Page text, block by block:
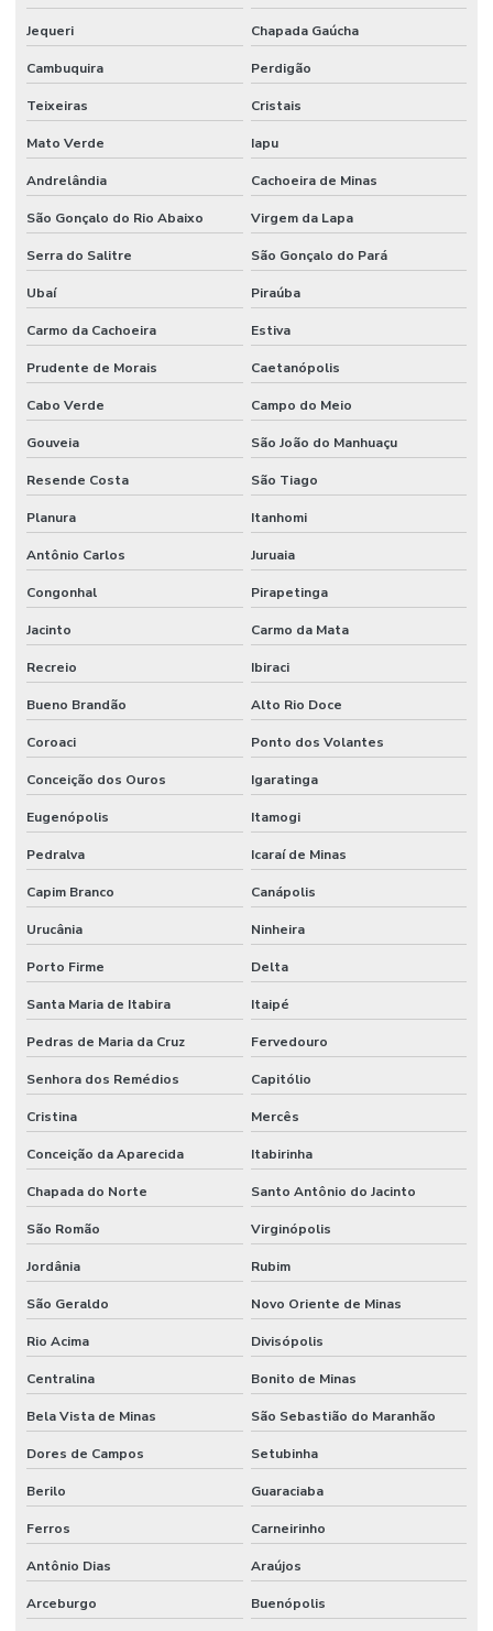
Jequeri Chapada Gaúcha
Cambuquira Perdigão
Teixeiras Cristais
Mato Verde Iapu
Andrelândia Cachoeira de Minas
São Gonçalo do Rio Abaixo Virgem da Lapa
Serra do Salitre São Gonçalo do Pará
Ubaí Piraúba
Carmo da Cachoeira Estiva
Prudente de Morais Caetanópolis
Cabo Verde Campo do Meio
Gouveia São João do Manhuaçu
Resende Costa São Tiago
Planura Itanhomi
Antônio Carlos Juruaia
Congonhal Pirapetinga
Jacinto Carmo da Mata
Recreio Ibiraci
Bueno Brandão Alto Rio Doce
Coroaci Ponto dos Volantes
Conceição dos Ouros Igaratinga
Eugenópolis Itamogi
Pedralva Icaraí de Minas
Capim Branco Canápolis
Urucânia Ninheira
Porto Firme Delta
Santa Maria de Itabira Itaipé
Pedras de Maria da Cruz Fervedouro
Senhora dos Remédios Capitólio
Cristina Mercês
Conceição da Aparecida Itabirinha
Chapada do Norte Santo Antônio do Jacinto
São Romão Virginópolis
Jordânia Rubim
São Geraldo Novo Oriente de Minas
Rio Acima Divisópolis
Centralina Bonito de Minas
Bela Vista de Minas São Sebastião do Maranhão
Dores de Campos Setubinha
Berilo Guaraciaba
Ferros Carneirinho
Antônio Dias Araújos
Arceburgo Buenópolis